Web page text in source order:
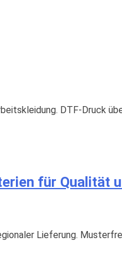
DTF-Druck
für Qualität
Lieferung.